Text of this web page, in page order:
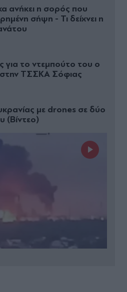
ανήκει η σορός που
σήψη - Τι δείχνει η
για το ντεμπούτο του ο
στην ΤΣΣΚΑ Σόφιας
με drones σε δύο
(Βίντεο)